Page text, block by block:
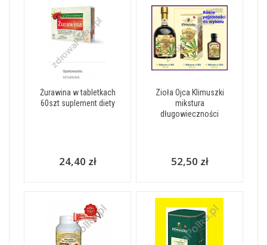
Żurawina w tabletkach
60szt suplement diety
24,40 zł
Zioła Ojca Klimuszki
mikstura
długowieczności
52,50 zł